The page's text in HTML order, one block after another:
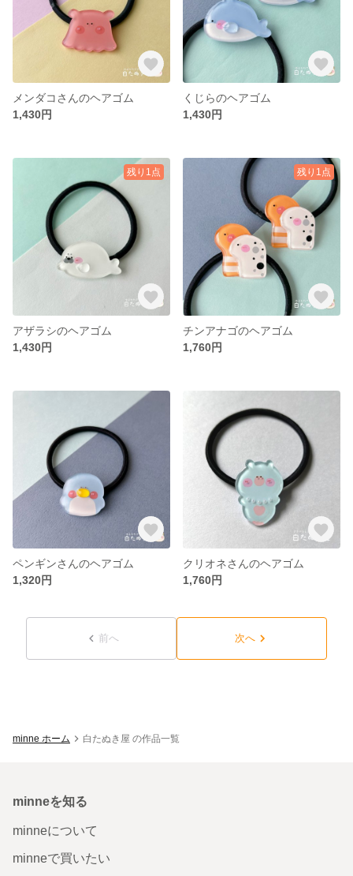
メンダコさんのヘアゴム
1,430円
くじらのヘアゴム
1,430円
残り1点
アザラシのヘアゴム
1,430円
残り1点
チンアナゴのヘアゴム
1,760円
ペンギンさんのヘアゴム
1,320円
クリオネさんのヘアゴム
1,760円
前へ 次へ
minne ホーム 白たぬき屋 の作品一覧
minneを知る
minneについて
minneで買いたい